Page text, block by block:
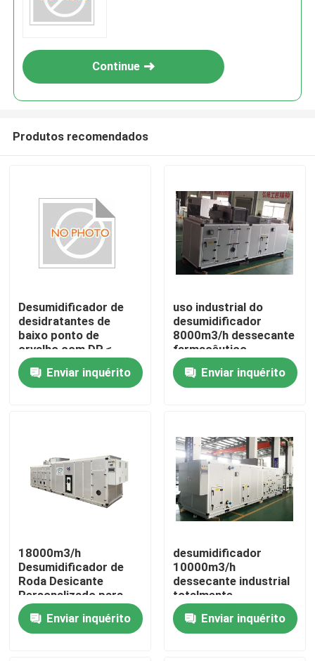
Casa
Produtos
Continue
Produtos recomendados
Desumidificador de
desidratantes de
baixo ponto de
orvalho com DP ≤
-20°C e fluxo de ar de
processo de 5000
m3/h para aplicações
Enviar inquérito
uso industrial do
desumidificador
8000m3/h dessecante
farmacêutico
Enviar inquérito
18000m3/h
Desumidificador de
Roda Desicante
Personalizado para
Produção de
Cápsulas, etc.
Enviar inquérito
desumidificador
10000m3/h
dessecante industrial
totalmente
automático feito em
ChinaEnviar inquérito